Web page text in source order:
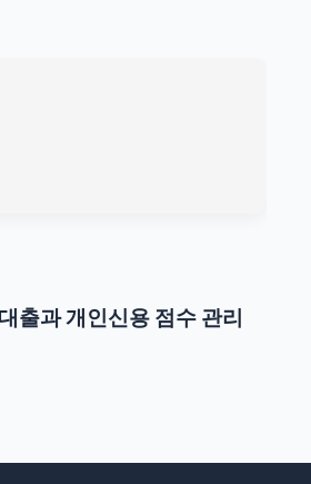
출과 개인신용 점수 관리